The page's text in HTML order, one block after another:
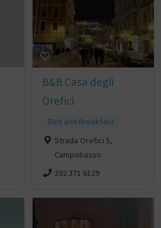
B&B Casa degli
Orefici
Bed and Breakfast
Strada Orefici 5,
Campobasso
392 371 6129